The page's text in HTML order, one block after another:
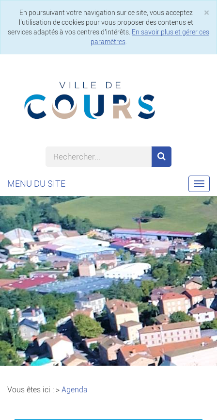
×
En poursuivant votre navigation sur ce site, vous acceptez
l’utilisation de cookies pour vous proposer des contenus et
services adaptés à vos centres d’intérêts. En savoir plus et gérer ces
paramètres.
MENU DU SITE
Vous êtes ici : > Agenda